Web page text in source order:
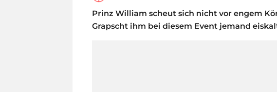
Prinz William scheut sich nicht vor engem
Grapscht ihm bei diesem Event jemand